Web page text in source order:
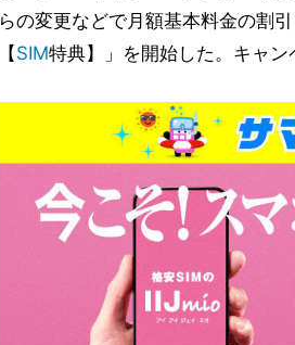
らの変更などで月額基本料金の割
【 SIM特典】」を開始した。キャン